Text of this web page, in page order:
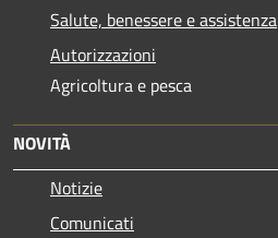
Salute, benessere e assistenza
Autorizzazioni
Agricoltura e pesca
NOVITÀ
Notizie
Comunicati